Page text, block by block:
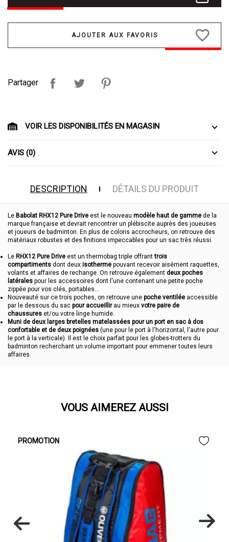
favorite_border
Partager
VOIR LES DISPONIBILITÉS EN MAGASIN
AVIS (0)
DESCRIPTION DÉTAILS DU PRODUIT
Le Babolat RHX12 Pure Drive est le nouveau modèle haut de gamme de la
marque française et devrait rencontrer un plébiscite auprès des joueuses
et joueurs de badminton. En plus de coloris accrocheurs, on retrouve des
matériaux robustes et des finitions impeccables pour un sac très réussi.
Le RHX12 Pure Drive est un thermobag triple offranttrois
compartiments dont deux isotherme pouvant recevoir aisément raquettes,
volants et affaires de rechange. On retrouve également deux poches
latérales pour les accessoires dont l'une contenant une petite poche
zippée pour vos clés, portables...
Nouveauté sur ce trois poches, on retrouve une poche ventilée accessible
par le dessous du sac pour accueillirau mieux votre paire de
chaussures et/ou votre linge humide.
Muni de deux larges bretelles matelassées pour un port en sac à dos
confortable et de deux poignées (une pour le port à l'horizontal, l'autre pour
le port à la verticale). Il est le choix parfait pour les globes-trotters du
badminton recherchant un volume important pour emmener toutes leurs
affaires.
VOUS AIMEREZ AUSSI
PROMOTION